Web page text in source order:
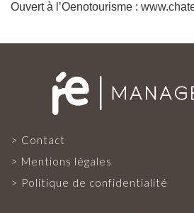
PRESSE
PRESSE
Ouvert à l’Oenotourisme :
Contact
Mentions légales
Politique de confidentialité